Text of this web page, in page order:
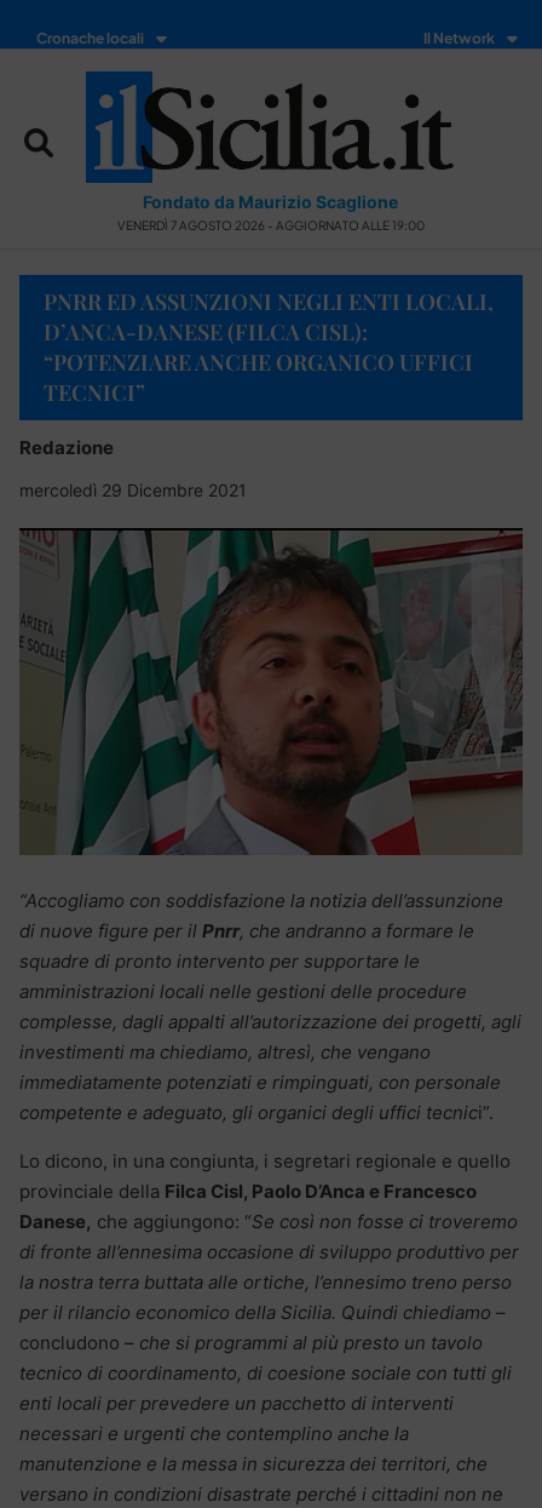
Cronache locali Il Network
Fondato da Maurizio Scaglione
VENERDÌ 7 AGOSTO 2026 - AGGIORNATO ALLE 19:00
PNRR ED ASSUNZIONI NEGLI ENTI LOCALI,
D’ANCA-DANESE (FILCA CISL):
“POTENZIARE ANCHE ORGANICO UFFICI
TECNICI”
Redazione
mercoledì 29 Dicembre 2021
“Accogliamo con soddisfazione la notizia dell’assunzione
di nuove figure per il Pnrr, che andranno a formare le
squadre di pronto intervento per supportare le
amministrazioni locali nelle gestioni delle procedure
complesse, dagli appalti all’autorizzazione dei progetti, agli
investimenti ma chiediamo, altresì, che vengano
immediatamente potenziati e rimpinguati, con personale
competente e adeguato, gli organici degli uffici tecnici”.
Lo dicono, in una congiunta, i segretari regionale e quello
provinciale della Filca Cisl, Paolo D’Anca e Francesco
Danese, che aggiungono: “Se così non fosse ci troveremo
di fronte all’ennesima occasione di sviluppo produttivo per
la nostra terra buttata alle ortiche, l’ennesimo treno perso
per il rilancio economico della Sicilia. Quindi chiediamo –
concludono – che si programmi al più presto un tavolo
tecnico di coordinamento, di coesione sociale con tutti gli
enti locali per prevedere un pacchetto di interventi
necessari e urgenti che contemplino anche la
manutenzione e la messa in sicurezza dei territori, che
versano in condizioni disastrate perché i cittadini non ne